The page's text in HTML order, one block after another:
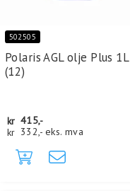
502505
Polaris AGL olje Plus 1L
(12)
kr 415,-
kr 332,- eks. mva